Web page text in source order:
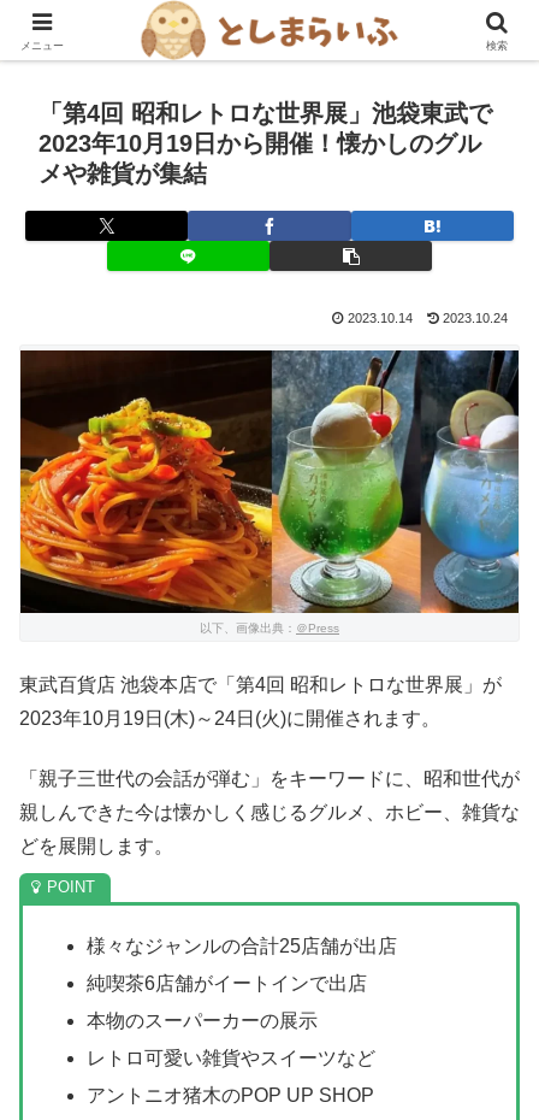
豊島区を楽しむ！グルメ・おでかけ情報ブログ
「第4回 昭和レトロな世界展」池袋東武で
2023年10月19日から開催！懐かしのグル
メや雑貨が集結
2023.10.14 2023.10.24
以下、画像出典： ＠Press
東武百貨店 池袋本店で「第4回 昭和レトロな世界展」が
2023年10月19日(木)～24日(火)に開催されます。
「親子三世代の会話が弾む」をキーワードに、昭和世代が
親しんできた今は懐かしく感じるグルメ、ホビー、雑貨な
どを展開します。
様々なジャンルの合計25店舗が出店
純喫茶6店舗がイートインで出店
本物のスーパーカーの展示
レトロ可愛い雑貨やスイーツなど
アントニオ猪木のPOP UP SHOP
メニュー 検索